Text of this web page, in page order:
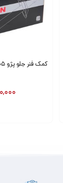
کمک فنر جلو پژو 405 باریون